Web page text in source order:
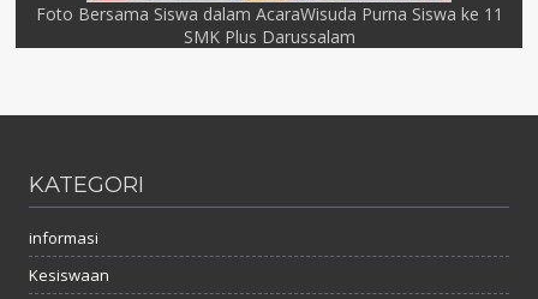
Foto Bersama Siswa dalam AcaraWisuda Purna Siswa ke 11
SMK Plus Darussalam
KATEGORI
informasi
Kesiswaan